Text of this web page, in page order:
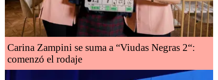
Carina Zampini se suma a “Viudas Negras 2“:
comenzó el rodaje